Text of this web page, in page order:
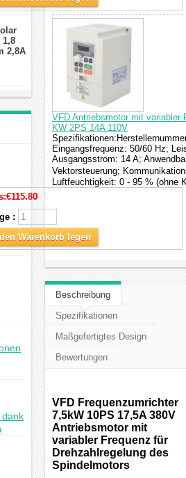
2,8A
VFD Antriebsmotor mit variabler
KW 2PS 14A 110V
Eingangsfrequenz: 50/60 Hz;
Ausgangsstrom: 14 A;
Vektorsteuerung;
Luftfeuchtigkeit: 0 - 95 % (ohne
€115.80
:
den Warenkorb legen
Beschreibung
Spezifikationen
Maßgefertigtes Design
Bewertungen
VFD Frequenzumrichter
7,5kW 10PS 17,5A 380V
Antriebsmotor mit
variabler Frequenz für
Drehzahlregelung des
Spindelmotors